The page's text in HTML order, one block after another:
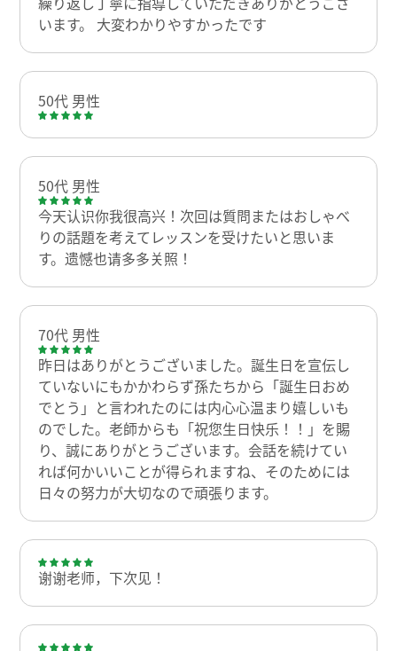
います。 大変わかりやすかったです
50代 男性
50代 男性
今天认识你我很高兴！次回は質問またはおしゃべ
りの話題を考えてレッスンを受けたいと思いま
す。遗憾也请多多关照！
70代 男性
昨日はありがとうございました。誕生日を宣伝し
ていないにもかかわらず孫たちから「誕生日おめ
でとう」と言われたのには内心心温まり嬉しいも
のでした。老師からも「祝您生日快乐！！」を賜
り、誠にありがとうございます。会話を続けてい
れば何かいいことが得られますね、そのためには
日々の努力が大切なので頑張ります。
谢谢老师，下次见！